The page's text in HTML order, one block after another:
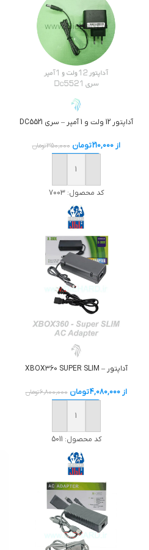
آداپتور 12 ولت و 1 آمپر – سری DC5521
از210,000تومان 350,000تومان
خرید
کد محصول:7003
آداپتور – XBOX360 SUPER SLIM
از4,080,000تومان 6,800,000تومان
خرید
کد محصول: 5011